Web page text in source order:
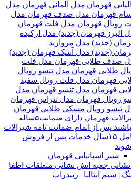
قهرمان مدل آلمانی قهرمان مدل
قهرمان مدل صدف قهرمان مدل
رویال قهرمان مدل فلت قهرمان
البرز قهرمان (جدید) مدل ارکیده
(جدید) مدل مروارید
(جدید) مدل آنتیک قهرمان (جدید)
صدف طلایی قهرمان مدل فلت
طلایی قهرمان مدل تنسو رویال
قهرمان مدل فلت رویال سفید
قهرمان مدل تنسو قهرمان مدل
رویال قهرمان مدل تتراس قهرمان
تنسو رویال مشکی طلایی قهرمان
شیرالات قهرمان دارای ضمانت۵ساله
پس از اتمام ضمانت نامه شیرالات
شامل ۱۵سال خدمات پس از فروش
شیر اسپانیایی قهرمان
جعبه اتش نشانی متعلقات اطفا
| سیم ایتالیا | رپیدراپ